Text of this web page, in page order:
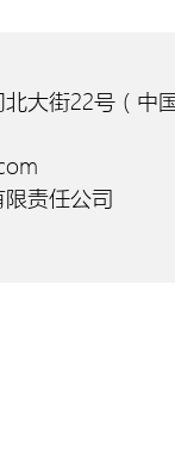
大街22号（中
责任公司